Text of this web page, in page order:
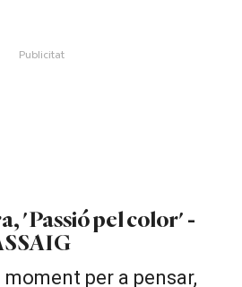
'Passió pel color' -
moment per a pensar,